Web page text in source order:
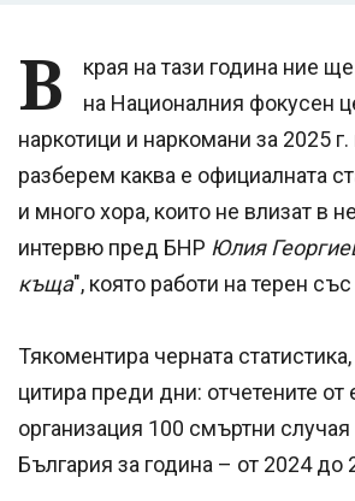
В
края на тази година ние
на Националния фокусен
наркотици и наркомани за 2025
разберем каква е официалната
и много хора, които не влизат в
интервю пред БНР Юлия
къща", която работи на терен
Тякоментира черната
цитира преди дни: отчетените от
организация 100 смъртни случая
България за година – от 2024 до